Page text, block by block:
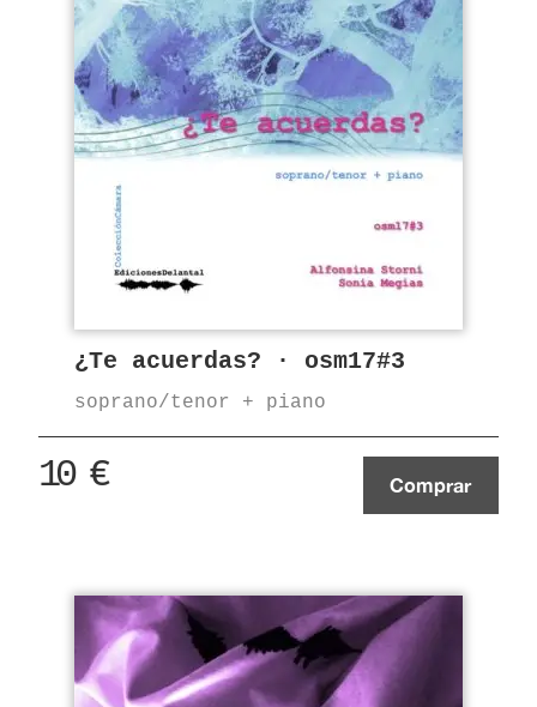
¿Te acuerdas? · osm17#3
soprano/tenor + piano
10 € Comprar